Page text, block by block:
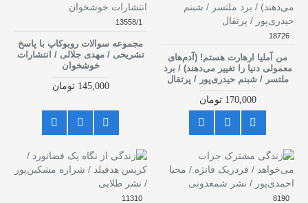
18726
من آملیا ارهارت هستم! (آدم‌های
معمولی دنیا را تغییر می‌دهند) / برد
ملتسر / شبنم حیدری‌پور / پرتقال
170,000 تومان
13558/1
مجموعه سوالات روبوکاپ با پاسخ
تشریحی / مهدی جلالی / انتشارات
خوشخوان
145,000 تومان
8190
11310